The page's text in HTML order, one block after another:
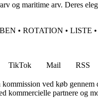
og maritime arv. Deres
• ROTATION • LISTE •
TikTok Mail
RSS
ved køb gennem
kommercielle partnere og